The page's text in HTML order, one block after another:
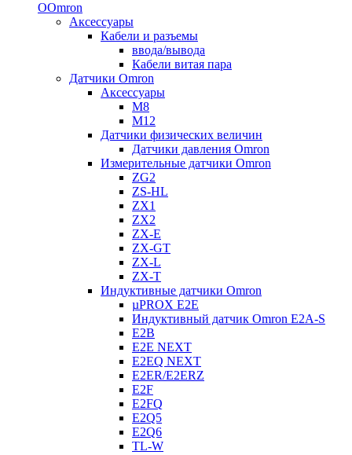
OOmron
Аксессуары
Кабели и разъемы
ввода/вывода
Кабели витая пара
Датчики Omron
Аксессуары
M8
M12
Датчики физических величин
Датчики давления Omron
Измерительные датчики Omron
ZG2
ZS-HL
ZX1
ZX2
ZX-E
ZX-GT
ZX-L
ZX-T
Индуктивные датчики Omron
µPROX E2E
Индуктивный датчик Omron E2A-S
E2B
E2E NEXT
E2EQ NEXT
E2ER/E2ERZ
E2F
E2FQ
E2Q5
E2Q6
TL-W